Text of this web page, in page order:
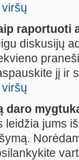
viršų
raportuoti
diskusijų
jį ir
viršų
daro
leidžia jums